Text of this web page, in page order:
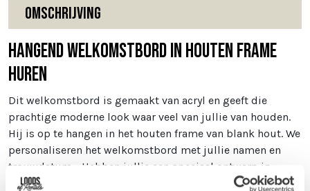
Omschrijving
Hangend welkomstbord in houten frame
huren
Dit welkomstbord is gemaakt van acryl en geeft die
prachtige moderne look waar veel van jullie van houden.
Hij is op te hangen in het houten frame van blank hout. We
personaliseren het welkomstbord met jullie namen en
trouwdatum. . Hebben jullie een speciaal ontwerp in
gedachten? Stuur dan een mailtje naar